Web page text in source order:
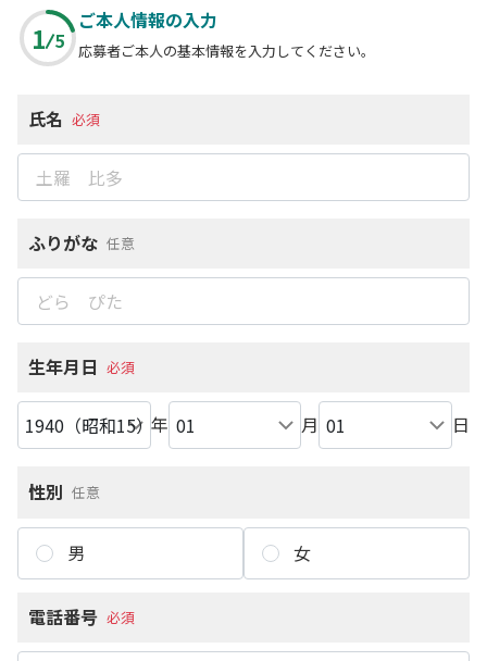
1 5
ご本人情報の入力
応募者ご本人の基本情報を入力してください。
氏名 必須
ふりがな 任意
生年月日 必須
年 月 日
性別 任意
男 女
電話番号 必須